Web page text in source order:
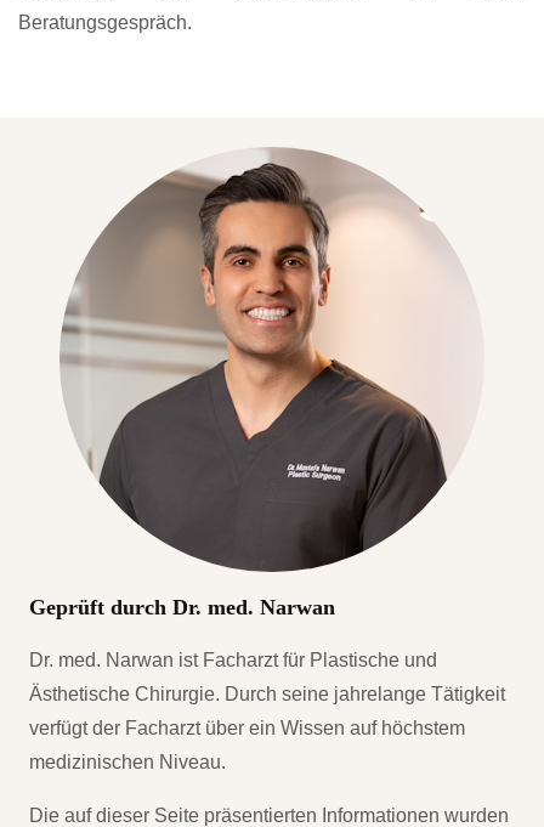
Beratungsgespräch.
Geprüft durch Dr. med. Narwan
Dr. med. Narwan ist Facharzt für Plastische und
Ästhetische Chirurgie. Durch seine jahrelange Tätigkeit
verfügt der Facharzt über ein Wissen auf höchstem
medizinischen Niveau.
Die auf dieser Seite präsentierten Informationen wurden